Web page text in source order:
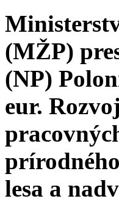
(MŽP)
(NP)
eur.
lesa a